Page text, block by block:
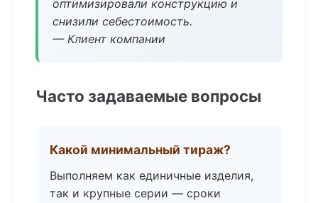
оптимизировали конструкцию и
снизили себестоимость.
— Клиент компании
Часто задаваемые вопросы
Какой минимальный тираж?
Выполняем как единичные изделия,
так и крупные серии — сроки